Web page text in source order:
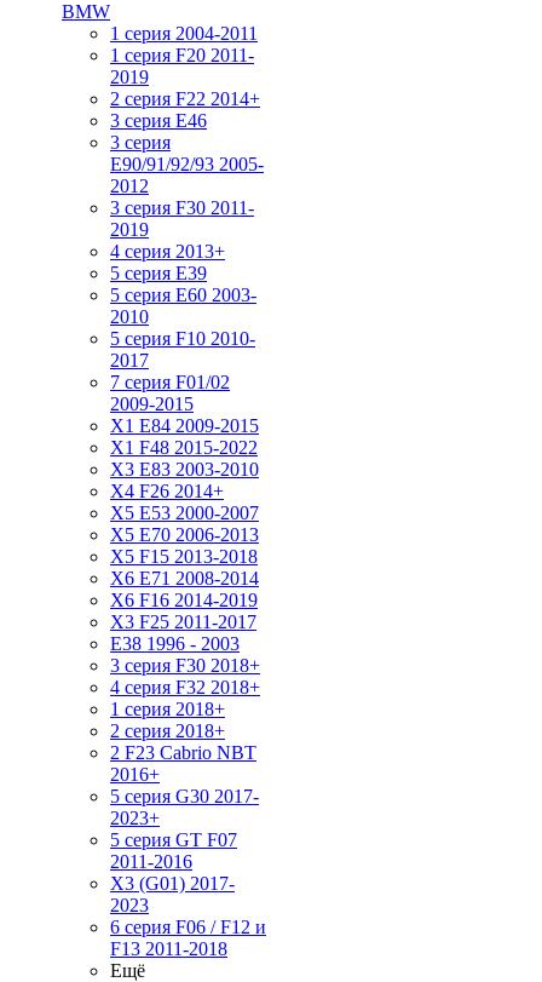
BMW
1 серия 2004-2011
1 серия F20 2011-
2019
2 серия F22 2014+
3 серия Е46
3 серия
E90/91/92/93 2005-
2012
3 серия F30 2011-
2019
4 серия 2013+
5 серия E39
5 серия E60 2003-
2010
5 серия F10 2010-
2017
7 серия F01/02
2009-2015
X1 E84 2009-2015
X1 F48 2015-2022
X3 E83 2003-2010
X4 F26 2014+
X5 E53 2000-2007
X5 E70 2006-2013
X5 F15 2013-2018
X6 E71 2008-2014
X6 F16 2014-2019
X3 F25 2011-2017
E38 1996 - 2003
3 серия F30 2018+
4 серия F32 2018+
1 серия 2018+
2 серия 2018+
2 F23 Cabrio NBT
2016+
5 серия G30 2017-
2023+
5 серия GT F07
2011-2016
X3 (G01) 2017-
2023
6 серия F06 / F12 и
F13 2011-2018
Ещё